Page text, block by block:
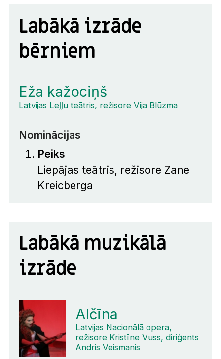
Labākā izrāde
bērniem
Eža kažociņš
Latvijas Leļļu teātris, režisore Vija Blūzma
Nominācijas
Peiks
Liepājas teātris, režisore Zane
Kreicberga
Labākā muzikālā
izrāde
Alčīna
Latvijas Nacionālā opera,
režisore Kristīne Vuss, diriģents
Andris Veismanis